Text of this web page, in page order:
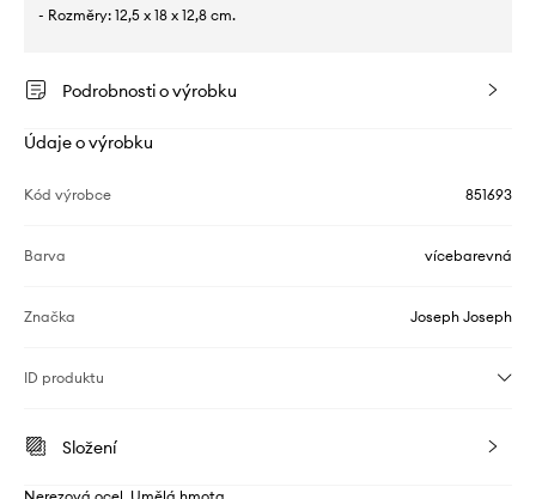
- Rozměry: 12,5 x 18 x 12,8 cm.
Podrobnosti o výrobku
Údaje o výrobku
Kód výrobce 851693
Barva vícebarevná
Značka Joseph Joseph
ID produktu
Složení